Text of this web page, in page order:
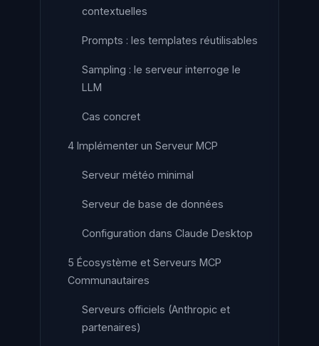
contextuelles
Prompts : les templates réutilisables
Sampling : le serveur interroge le
LLM
Cas concret
4 Implémenter un Serveur MCP
Serveur météo minimal
Serveur de base de données
Configuration dans Claude Desktop
5 Écosystème et Serveurs MCP
Communautaires
Serveurs officiels (Anthropic et
partenaires)